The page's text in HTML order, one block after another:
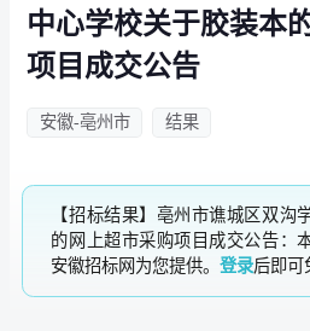
中心学校关于胶装本
项目成交公告
安徽-亳州市 结果
【招标结果】亳州市谯城区双沟
的网上超市采购项目成交公告：
安徽招标网为您提供。登录后即可